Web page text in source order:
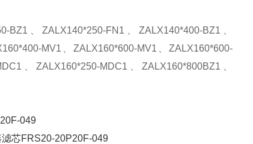
BZ1 、ZALX140*250-FN1 、ZALX140*400-BZ1
MV1 ZALX160*600-MV1
ZALX160*600-
ZALX160*250-MDC1 ZALX160*800BZ1